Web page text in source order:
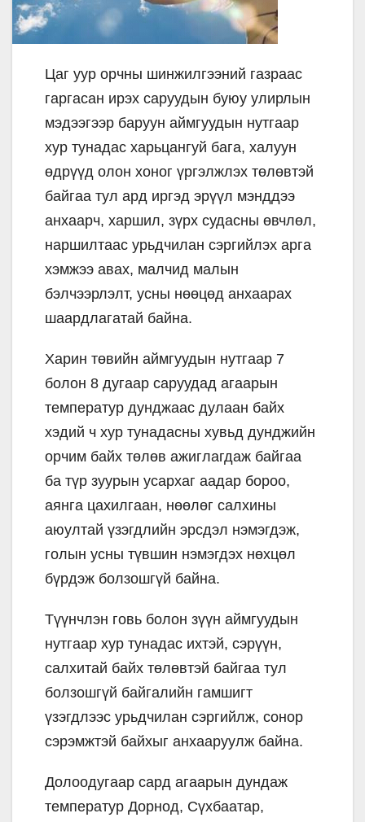
Цаг уур орчны шинжилгээний газраас
гаргасан ирэх саруудын буюу улирлын
мэдээгээр баруун аймгуудын нутгаар
хур тунадас харьцангуй бага, халуун
өдрүүд олон хоног үргэлжлэх төлөвтэй
байгаа тул ард иргэд эрүүл мэнддээ
анхаарч, харшил, зүрх судасны өвчлөл,
наршилтаас урьдчилан сэргийлэх арга
хэмжээ авах, малчид малын
бэлчээрлэлт, усны нөөцөд анхаарах
шаардлагатай байна.
Харин төвийн аймгуудын нутгаар 7
болон 8 дугаар саруудад агаарын
температур дунджаас дулаан байх
хэдий ч хур тунадасны хувьд дунджийн
орчим байх төлөв ажиглагдаж байгаа
ба түр зуурын усархаг аадар бороо,
аянга цахилгаан, нөөлөг салхины
аюултай үзэгдлийн эрсдэл нэмэгдэж,
голын усны түвшин нэмэгдэх нөхцөл
бүрдэж болзошгүй байна.
Түүнчлэн говь болон зүүн аймгуудын
нутгаар хур тунадас ихтэй, сэрүүн,
салхитай байх төлөвтэй байгаа тул
болзошгүй байгалийн гамшигт
үзэгдлээс урьдчилан сэргийлж, сонор
сэрэмжтэй байхыг анхааруулж байна.
Долоодугаар сард агаарын дундаж
температур Дорнод, Сүхбаатар,